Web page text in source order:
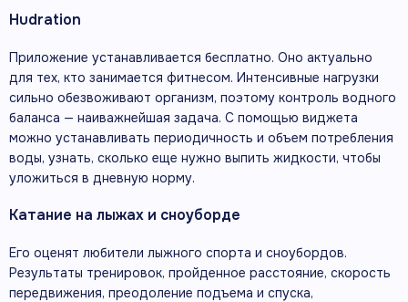
Hudration
Приложение устанавливается бесплатно. Оно актуально
для тех, кто занимается фитнесом. Интенсивные нагрузки
сильно обезвоживают организм, поэтому контроль водного
баланса — наиважнейшая задача. С помощью виджета
можно устанавливать периодичность и объем потребления
воды, узнать, сколько еще нужно выпить жидкости, чтобы
уложиться в дневную норму.
Катание на лыжах и сноуборде
Его оценят любители лыжного спорта и сноубордов.
Результаты тренировок, пройденное расстояние, скорость
передвижения, преодоление подъема и спуска,